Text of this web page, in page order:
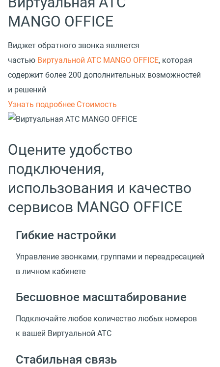
MANGO OFFICE
Виджет обратного звонка является
частью Виртуальной АТС MANGO OFFICE, которая
содержит более 200 дополнительных возможностей
и решений
Узнать подробнее Стоимость
Оцените удобство
подключения,
использования и качество
сервисов MANGO OFFICE
Гибкие настройки
Управление звонками, группами и переадресацией
в личном кабинете
Бесшовное масштабирование
Подключайте любое количество любых номеров
к вашей Виртуальной АТС
Стабильная связь